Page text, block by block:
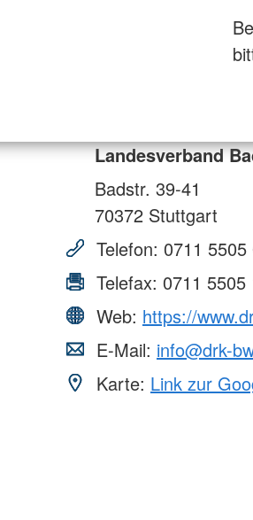
Landesverband
Badstr. 39-41
70372 Stuttgart
Telefon: 0711 5505
Telefax: 0711 5505
Web: https://
E-Mail: info@drk-
Karte: Link zur